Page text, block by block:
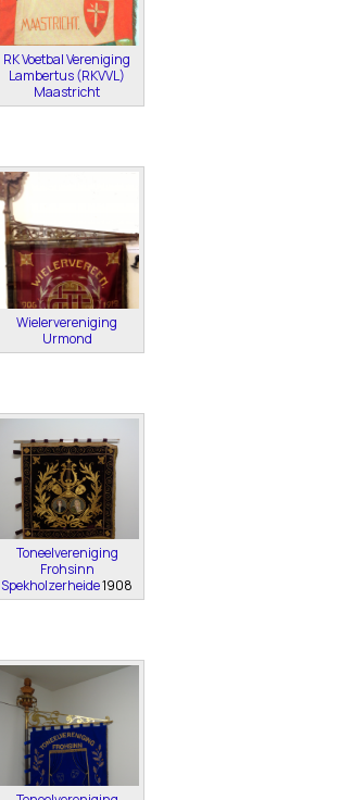
RK Voetbal Vereniging
Lambertus (RKVVL)
Maastricht
Wielervereniging
Urmond
Toneelvereniging
Frohsinn
Spekholzerheide1908